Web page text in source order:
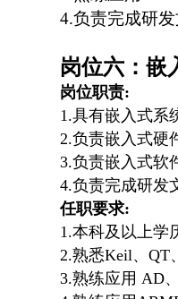
4.负责完成研发
岗位六： 嵌
岗位职责:
1.具有嵌入式系
2.负责嵌入式硬
3.负责嵌入式软
4.负责完成研发
任职要求:
1.本科及以上学
2.熟悉Keil、QT
3.熟练应用 AD